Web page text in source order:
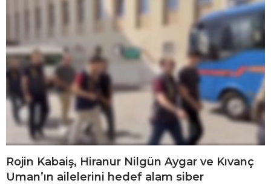
Rojin Kabaiş, Hiranur Nilgün Aygar ve Kıvanç
Uman’ın ailelerini hedef alam siber